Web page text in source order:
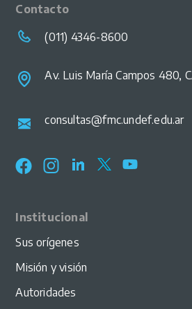
Institucional
Sus orígenes
Misión y visión
Autoridades
Contacto
(011) 4346-8600
Av. Luis María Campos 480,
consultas@fmc.undef.edu.ar